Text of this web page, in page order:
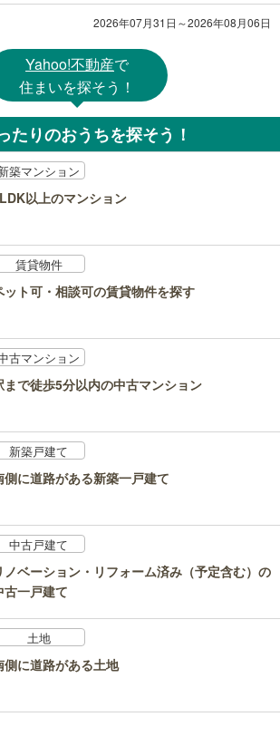
2026年07月31日～2026年08月06日
Yahoo!不動産で
住まいを探そう！
たりのおうちを探そう！
築マンション
以上のマンション
賃貸物件
ット可・相談可の賃貸物件を探す
古マンション
まで徒歩5分以内の中古マンション
新築戸建て
側に道路がある新築一戸建て
中古戸建て
ノベーション・リフォーム済み（予定含む）の
古一戸建て
土地
側に道路がある土地